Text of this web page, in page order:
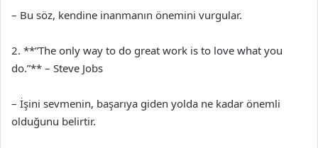
– Bu söz, kendine inanmanın önemini vurgular.
2. **”The only way to do great work is to love what you
do.”** – Steve Jobs
– İşini sevmenin, başarıya giden yolda ne kadar önemli
olduğunu belirtir.